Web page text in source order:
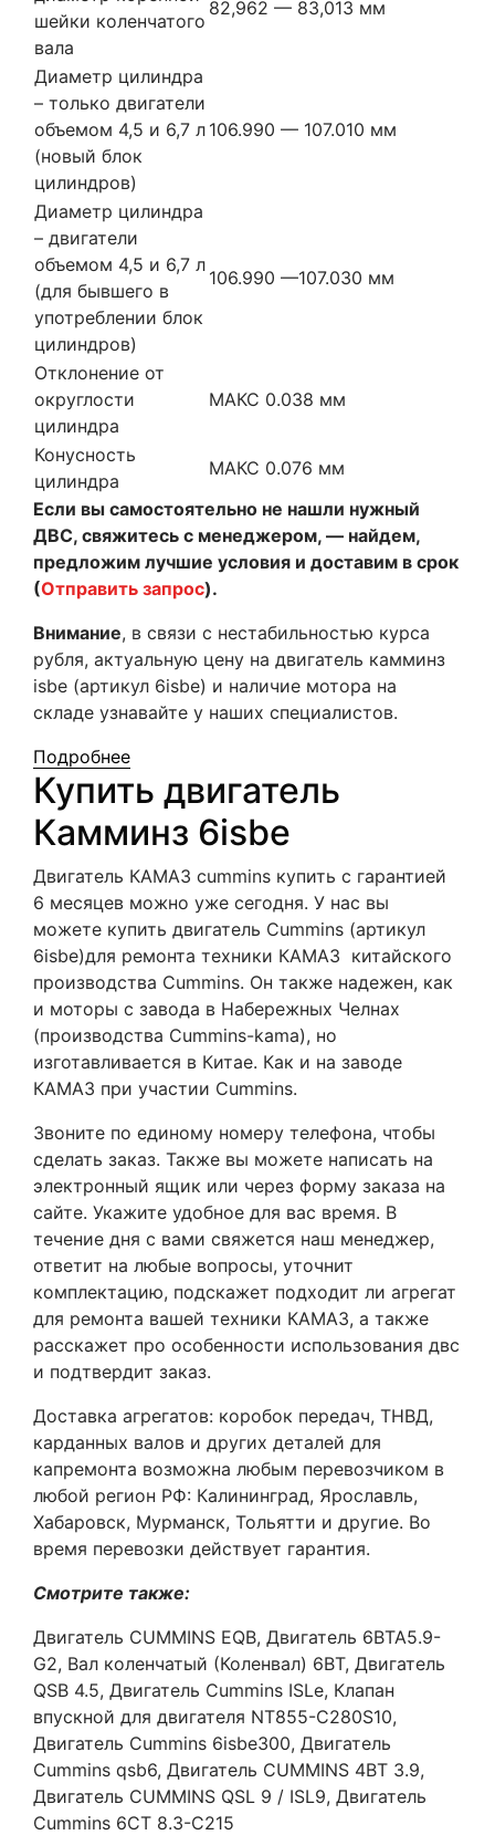
шейки коленчатого
вала
82,962 — 83,013 мм
Диаметр цилиндра
– только двигатели
объемом 4,5 и 6,7 л
(новый блок
цилиндров)
106.990 — 107.010 мм
Диаметр цилиндра
– двигатели
объемом 4,5 и 6,7 л
(для бывшего в
употреблении блок
цилиндров)
106.990 —107.030 мм
Отклонение от
округлости
цилиндра
МАКС 0.038 мм
Конусность
цилиндра
МАКС 0.076 мм
Если вы самостоятельно не нашли нужный
ДВС, свяжитесь с менеджером, — найдем,
предложим лучшие условия и доставим в срок
(Отправить запрос).
Внимание, в связи с нестабильностью курса
рубля, актуальную цену на двигатель камминз
isbe (артикул 6isbe) и наличие мотора на
складе узнавайте у наших специалистов.
Подробнее
Купить двигатель
Камминз 6isbe
Двигатель КАМАЗ cummins купить с гарантией
6 месяцев можно уже сегодня. У нас вы
можете купить двигатель Cummins (артикул
6isbe)для ремонта техники КАМАЗ китайского
производства Cummins. Он также надежен, как
и моторы с завода в Набережных Челнах
(производства Cummins-kama), но
изготавливается в Китае. Как и на заводе
КАМАЗ при участии Cummins.
Звоните по единому номеру телефона, чтобы
сделать заказ. Также вы можете написать на
электронный ящик или через форму заказа на
сайте. Укажите удобное для вас время. В
течение дня с вами свяжется наш менеджер,
ответит на любые вопросы, уточнит
комплектацию, подскажет подходит ли агрегат
для ремонта вашей техники КАМАЗ, а также
расскажет про особенности использования двс
и подтвердит заказ.
Доставка агрегатов: коробок передач, ТНВД,
карданных валов и других деталей для
капремонта возможна любым перевозчиком в
любой регион РФ: Калининград, Ярославль,
Хабаровск, Мурманск, Тольятти и другие. Во
время перевозки действует гарантия.
Смотрите также:
Двигатель CUMMINS EQB, Двигатель 6BTA5.9-
G2, Вал коленчатый (Коленвал) 6BT, Двигатель
QSB 4.5, Двигатель Cummins ISLe, Клапан
впускной для двигателя NT855-C280S10,
Двигатель Cummins 6isbe300, Двигатель
Cummins qsb6, Двигатель CUMMINS 4BT 3.9,
Двигатель CUMMINS QSL 9 / ISL9, Двигатель
Cummins 6CT 8.3-C215